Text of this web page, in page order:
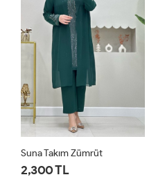
Suna Takım Zümrüt
2,300 TL